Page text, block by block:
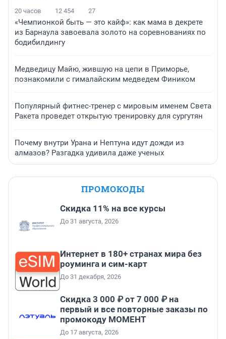
20 часов 12 454 27
«Чемпионкой быть — это кайф»: как мама в декрете
из Барнаула завоевала золото на соревнованиях по
бодибилдингу
Медведицу Майю, жившую на цепи в Приморье,
познакомили с гималайским медведем Фиником
Популярный фитнес-тренер с мировым именем Света
Ракета проведет открытую тренировку для сургутян
Почему внутри Урана и Нептуна идут дожди из
алмазов? Разгадка удивила даже ученых
ПРОМОКОДЫ
Скидка 11% на все курсы
До 31 августа, 2026
Интернет в 180+ странах мира без
роуминга и сим-карт
До 31 декабря, 2026
Скидка 3 000 ₽ от 7 000 ₽ на
первый и все повторные заказы по
промокоду МОМЕНТ
До 17 августа, 2026